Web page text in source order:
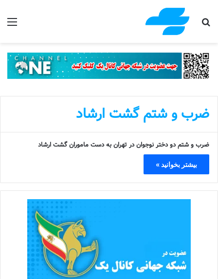
جستجو برای
ضرب و شتم گشت ارشاد
ضرب و شتم دو دختر نوجوان در تهران به دست ماموران گشت ارشاد
بیشتر بخوانید »